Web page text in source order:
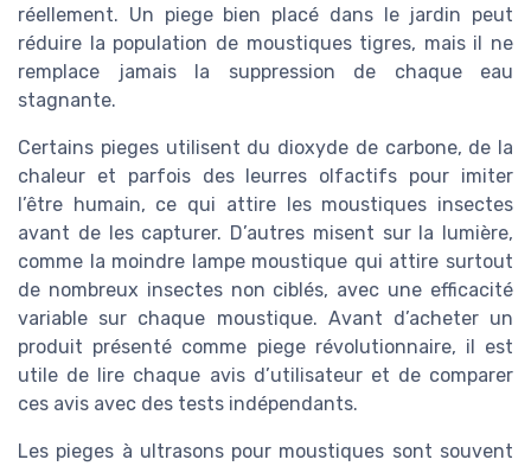
réellement. Un piege bien placé dans le jardin peut
réduire la population de moustiques tigres, mais il ne
remplace jamais la suppression de chaque eau
stagnante.
Certains pieges utilisent du dioxyde de carbone, de la
chaleur et parfois des leurres olfactifs pour imiter
l’être humain, ce qui attire les moustiques insectes
avant de les capturer. D’autres misent sur la lumière,
comme la moindre lampe moustique qui attire surtout
de nombreux insectes non ciblés, avec une efficacité
variable sur chaque moustique. Avant d’acheter un
produit présenté comme piege révolutionnaire, il est
utile de lire chaque avis d’utilisateur et de comparer
ces avis avec des tests indépendants.
Les pieges à ultrasons pour moustiques sont souvent